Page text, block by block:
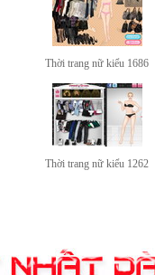
Thời trang nữ kiểu 1686
Thời trang nữ kiểu 1262